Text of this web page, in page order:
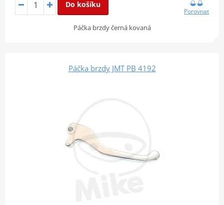
Do košíku
Porovnat
Páčka brzdy černá kovaná
Páčka brzdy JMT PB 4192